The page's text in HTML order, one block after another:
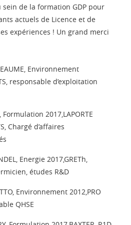
de la formation GDP pour
actuels de Licence et de
expériences ! Un grand merci
Environnement
responsable d’exploitation
Formulation 2017,LAPORTE
Chargé d’affaires
Energie 2017,GRETh,
études R&D
Environnement 2012,PRO
QHSE